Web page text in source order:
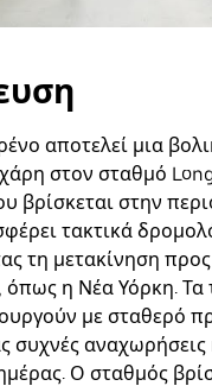
αποτελεί μια
στον σταθμό
βρίσκεται στην
τακτικά
τη μετακίνηση
η Νέα Υόρκη. Τα
με σταθερό
συχνές αναχωρήσεις
Ο σταθμός